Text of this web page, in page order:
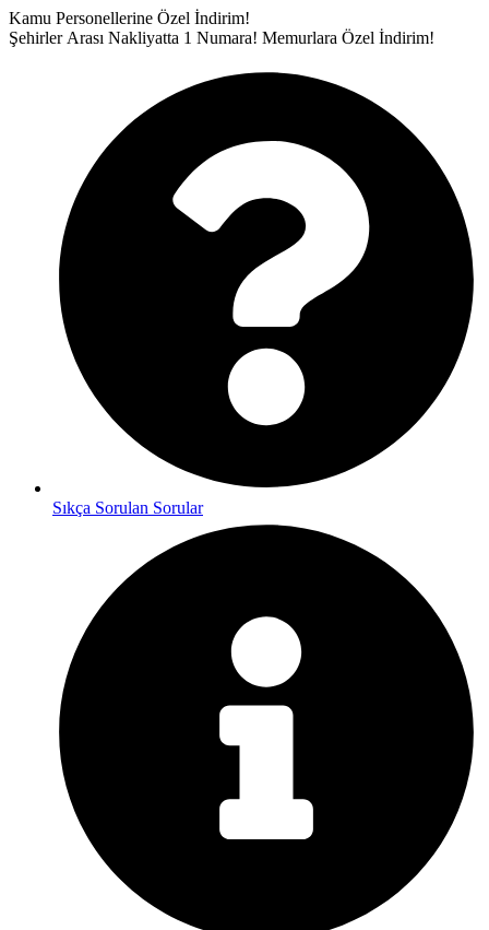
İçeriğe
atla
Kamu Personellerine Özel İndirim!
Şehirler Arası Nakliyatta 1 Numara! Memurlara Özel İndirim!
Sıkça Sorulan Sorular